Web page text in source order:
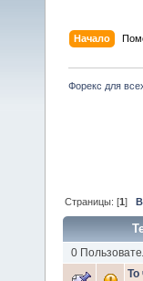
Начало
Форекс для
Страницы: [1]
0
То